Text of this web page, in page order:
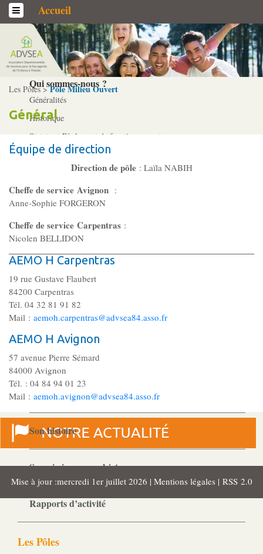
Accueil
L’association
Qui sommes-­nous ?
Généralités
Historique
Statuts et Règlement de fonctionnement
Nos partenaires
Institutionnels
Acteurs
Professionnels
Gouvernance
Conseil d’administration
Le siège
Son équipe
Ses locaux
Son histoire
Ses missions, son objet
Rapports d’activité
Les Pôles
Les Pôles >Pôle Milieu Ouvert
Général
Équipe de direction
Direction de pôle: Laïla NABIH
Cheffe de service Avignon :
Anne-Sophie FORGERON
Cheffe de service Carpentras :
Nicolen BELLIDON
AEMO H Carpentras
19 rue Gustave Flaubert
84200 Carpentras
Tél. 04 32 81 91 82
Mail : aemoh.carpentras@advsea84.asso.fr
AEMO H Avignon
57 avenue Pierre Sémard
84000 Avignon
Tél. : 04 84 94 01 23
Mail : aemoh.avignon@advsea84.asso.fr
Mise à jour :mercredi 1er juillet 2026 | Mentions légales | RSS 2.0